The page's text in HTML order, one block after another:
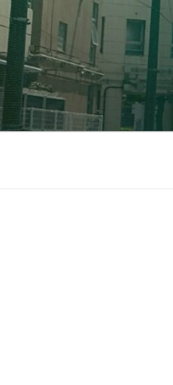
コ
ン
テ
ン
ツ
へ
ス